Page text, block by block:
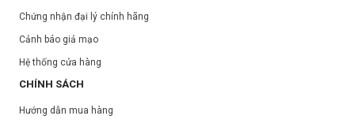
Chứng nhận đại lý chính hãng
Cảnh báo giả mạo
Hệ thống cửa hàng
CHÍNH SÁCH
Hướng dẫn mua hàng